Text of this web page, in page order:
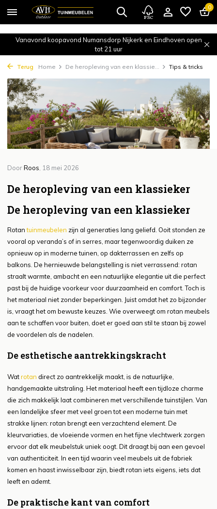
{!!% include 'snippets/cta.rain' %!!} 0
Vanavond koopavond Numansdorp Nijkerk en Eindhoven open
tot 21 uur
Terug Home De heropleving van een klassie... Tips & tricks
DoorRoos , 18 mei 2026
De heropleving van een klassieker
De heropleving van een klassieker
Rotantuinmeubelen zijn al generaties lang geliefd. Ooit stonden ze
vooral op veranda’s of in serres, maar tegenwoordig duiken ze
opnieuw op in moderne tuinen, op dakterrassen en zelfs op
balkons. De hernieuwde belangstelling is niet verrassend: rotan
straalt warmte, ambacht en een natuurlijke elegantie uit die perfect
past bij de huidige voorkeur voor duurzaamheid en comfort. Toch is
het materiaal niet zonder beperkingen. Juist omdat het zo bijzonder
is, vraagt het om bewuste keuzes. Wie overweegt om rotan meubels
aan te schaffen voor buiten, doet er goed aan stil te staan bij zowel
de voordelen als de nadelen.
De esthetische aantrekkingskracht
Watrotan direct zo aantrekkelijk maakt, is de natuurlijke,
handgemaakte uitstraling. Het materiaal heeft een tijdloze charme
die zich makkelijk laat combineren met verschillende tuinstijlen. Van
een landelijke sfeer met veel groen tot een moderne tuin met
strakke lijnen: rotan brengt een verzachtend element. De
kleurvariaties, de vloeiende vormen en het fijne vlechtwerk zorgen
ervoor dat elk meubelstuk uniek oogt. Dit draagt bij aan een gevoel
van authenticiteit. In een tijd waarin veel meubels uit de fabriek
komen en haast inwisselbaar zijn, biedt rotan iets eigens, iets dat
leeft en ademt.
De praktische kant van comfort